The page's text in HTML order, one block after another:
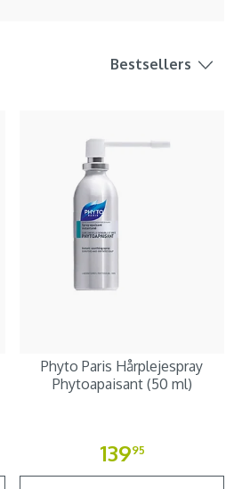
Bestsellers
Phyto Paris Hårplejespray
Phytoapaisant (50 ml)
13995